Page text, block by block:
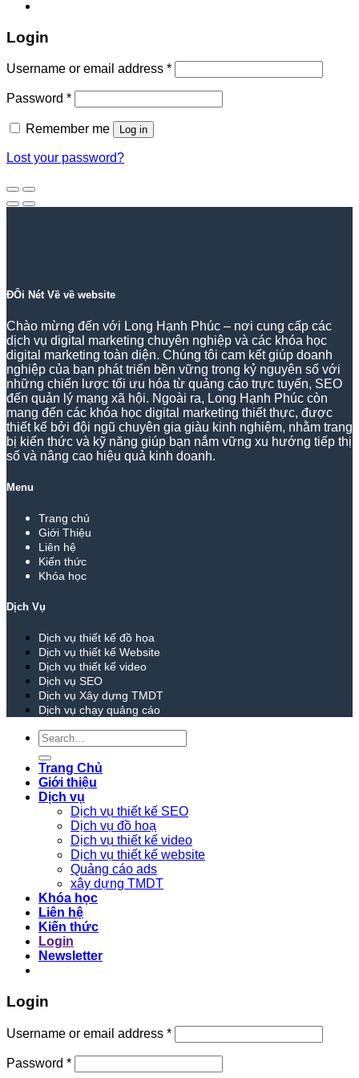
Login
Username or email address *Required
Password *Required
Remember me Log in
Lost your password?
ĐÔi Nét Về về website
Chào mừng đến với Long Hạnh Phúc – nơi cung cấp các
dịch vụ digital marketing chuyên nghiệp và các khóa học
digital marketing toàn diện. Chúng tôi cam kết giúp doanh
nghiệp của bạn phát triển bền vững trong kỷ nguyên số với
những chiến lược tối ưu hóa từ quảng cáo trực tuyến, SEO
đến quản lý mạng xã hội. Ngoài ra, Long Hạnh Phúc còn
mang đến các khóa học digital marketing thiết thực, được
thiết kế bởi đội ngũ chuyên gia giàu kinh nghiệm, nhằm trang
bị kiến thức và kỹ năng giúp bạn nắm vững xu hướng tiếp thị
số và nâng cao hiệu quả kinh doanh.
Menu
Trang chủ
Giới Thiệu
Liên hệ
Kiến thức
Khóa học
Dịch Vụ
Dịch vụ thiết kế đồ họa
Dịch vụ thiết kế Website
Dịch vụ thiết kế video
Dịch vụ SEO
Dịch vụ Xây dựng TMDT
Dịch vụ chạy quảng cáo
Search
for:
Trang Chủ
Giới thiệu
Dịch vụ
Dịch vụ thiết kế SEO
Dịch vụ đồ hoạ
Dịch vụ thiết kế video
Dịch vụ thiết kế website
Quảng cáo ads
xây dựng TMDT
Khóa học
Liên hệ
Kiến thức
Login
Newsletter
Login
Username or email address *Required
Password *Required